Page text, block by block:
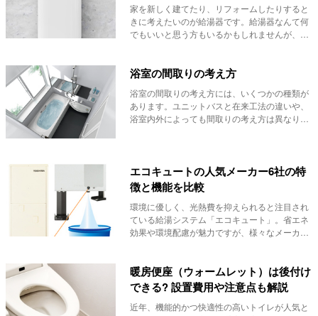
家を新しく建てたり、リフォームしたりすると
きに考えたいのが給湯器です。給湯器なんて何
でもいいと思う方もいるかもしれませんが、ど
浴室の間取りの考え方
浴室の間取りの考え方には、いくつかの種類が
あります。ユニットバスと在来工法の違いや、
浴室内外によっても間取りの考え方は異なりま
エコキュートの人気メーカー6社の特
徴と機能を比較
環境に優しく、光熱費を抑えられると注目され
ている給湯システム「エコキュート」。省エネ
効果や環境配慮が魅力ですが、様々なメーカー
暖房便座（ウォームレット）は後付け
できる? 設置費用や注意点も解説
近年、機能的かつ快適性の高いトイレが人気と